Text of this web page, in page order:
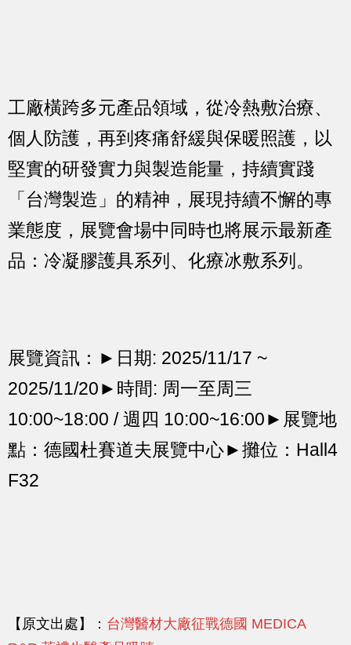
工廠橫跨多元產品領域，從冷熱敷治療、
個人防護，再到疼痛舒緩與保暖照護，以
堅實的研發實力與製造能量，持續實踐
「台灣製造」的精神，展現持續不懈的專
業態度，展覽會場中同時也將展示最新產
品：冷凝膠護具系列、化療冰敷系列。
展覽資訊：►日期: 2025/11/17 ~
2025/11/20►時間: 周一至周三
10:00~18:00 / 週四 10:00~16:00►展覽地
點：德國杜賽道夫展覽中心►攤位：Hall4
F32
【原文出處】： 台灣醫材大廠征戰德國 MEDICA